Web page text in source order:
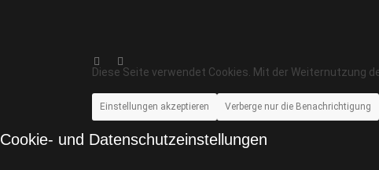
Diese Seite verwendet Cookies. Mit der Weiternutzung
Einstellungen akzeptieren Verberge nur die Benachrichtigung
Cookie- und Datenschutzeinstellungen